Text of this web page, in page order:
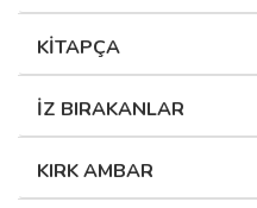
KİTAPÇA
İZ BIRAKANLAR
KIRK AMBAR